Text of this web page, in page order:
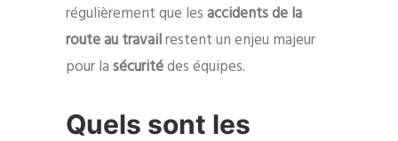
régulièrement que lesaccidents de la
route au travailrestent un enjeu majeur
pour lasécuritédes équipes.
Quels sont les